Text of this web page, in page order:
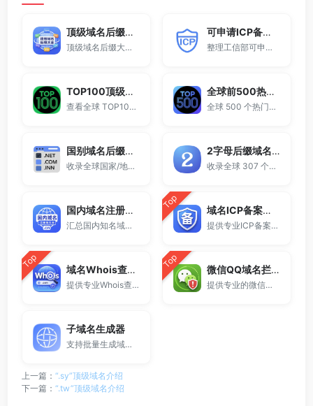
顶级域名后缀大全
顶级域名后缀大全收录全球已开放注册的所有TLD后缀，包括gTLD、ccTLD、品牌域名后缀等。
可申请ICP备案域名后缀大全
整理工信部可申请ICP网站备案的域名后缀大全。
TOP100顶级域名后缀排名榜
查看全球 TOP100 域名后缀。
全球前500热门域名后缀排行
全球 500 个热门域名后缀排名，展示注册量排行、是否可备案、适用范围与用途简介，帮助企业与个人在 2025 年快速选择合适的顶级域名。
国别域名后缀大全
收录全球国家/地区代码顶级域名。
2字母后缀域名大全
收录全球 307 个两字符域名后缀。
国内域名注册商大全
汇总国内知名域名注册商与服务平台。
Top 域名ICP备案查询
提供专业ICP备案查询与网站备案信息查询服务，支持域名备案号查询、网站是否备案检测及备案信息快速获取，适用于站长工具、域名检测与SEO分析。
Top 域名Whois查询工具
提供专业Whois查询与域名信息查询服务，支持查询域名注册信息、注册商、到期时间及DNS记录，适用于域名检测、SEO分析及站长工具使用。
Top 微信QQ域名拦截检测
提供专业的微信拦截检测、QQ拦截检测、域名被墙检测服务，一键查询网站是否被封、被拦截或被限制访问。
子域名生成器
支持批量生成域名与泛解析子域名，适用于站群部署、SEO测试与开发环境使用。
上一篇： “.sy”顶级域名介绍
下一篇： “.tw”顶级域名介绍